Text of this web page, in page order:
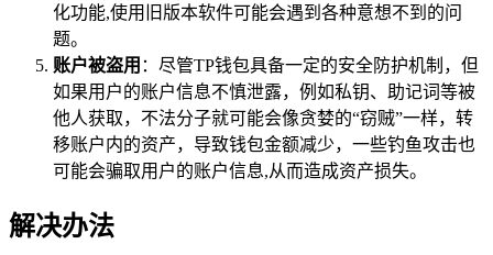
化功能,使用旧版本软件可能会遇到各种意想不到的问
题。
账户被盗用 ：尽管TP钱包具备一定的安全防护机制，但
如果用户的账户信息不慎泄露，例如私钥、助记词等被
他人获取，不法分子就可能会像贪婪的“窃贼”一样，转
移账户内的资产，导致钱包金额减少，一些钓鱼攻击也
可能会骗取用户的账户信息,从而造成资产损失。
解决办法